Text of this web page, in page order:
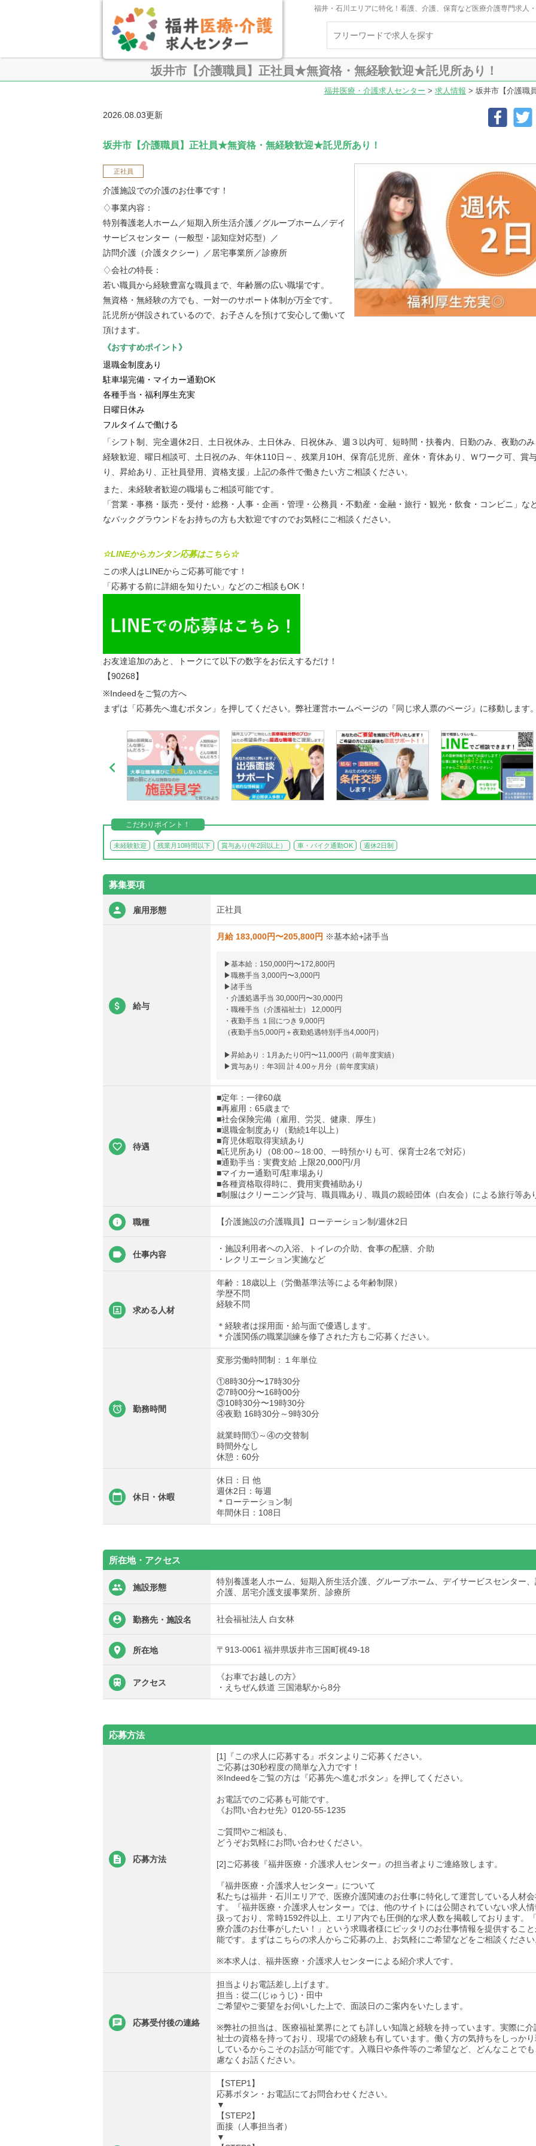
福井・石川エリアに特化！看護、介護、保育など医療介護専門求人
坂井市【介護職員】正社員★無資格・無経験歓迎★託児所あり！
福井医療・介護求人センター > 求人情報 > 坂井市【介護職
2026.08.03更新
坂井市【介護職員】正社員★無資格・無経験歓迎★託児所あり！
正社員
介護施設での介護のお仕事です！
♢事業内容：
特別養護老人ホーム／短期入所生活介護／グループホーム／デイ
サービスセンター（一般型・認知症対応型）／
訪問介護（介護タクシー）／居宅事業所／診療所
♢会社の特長：
若い職員から経験豊富な職員まで、年齢層の広い職場です。
無資格・無経験の方でも、一対一のサポート体制が万全です。
託児所が併設されているので、お子さんを預けて安心して働いて
頂けます。
《おすすめポイント》
退職金制度あり
駐車場完備・マイカー通勤OK
各種手当・福利厚生充実
日曜日休み
フルタイムで働ける
「シフト制、完全週休2日、土日祝休み、土日休み、日祝休み、週３以内可、短時間・扶養内、日勤のみ、夜勤の
経験歓迎、曜日相談可、土日祝のみ、年休110日～、残業月10H、保育/託児所、産休・育休あり、Ｗワーク可、賞
り、昇給あり、正社員登用、資格支援」上記の条件で働きたい方ご相談ください。
また、未経験者歓迎の職場もご相談可能です。
「営業・事務・販売・受付・総務・人事・企画・管理・公務員・不動産・金融・旅行・観光・飲食・コンビニ」な
なバックグラウンドをお持ちの方も大歓迎ですのでお気軽にご相談ください。
☆LINEからカンタン応募はこちら☆
この求人はLINEからご応募可能です！
「応募する前に詳細を知りたい」などのご相談もOK！
お友達追加のあと、トークにて以下の数字をお伝えするだけ！
【90268】
※Indeedをご覧の方へ
まずは「応募先へ進むボタン」を押してください。弊社運営ホームページの『同じ求人票のページ』に移動します

こだわりポイント！
未経験歓迎 残業月10時間以下 賞与あり(年2回以上） 車・バイク通勤OK 週休2日制
募集要項
雇用形態 正社員
給与
月給 183,000円〜205,800円 ※基本給+諸手当
▶基本給：150,000円〜172,800円
▶職務手当 3,000円〜3,000円
▶諸手当
・介護処遇手当 30,000円〜30,000円
・職種手当（介護福祉士） 12,000円
・夜勤手当 １回につき 9,000円
（夜勤手当5,000円＋夜勤処遇特別手当4,000円）
▶昇給あり：1月あたり0円〜11,000円（前年度実績）
▶賞与あり：年3回 計 4.00ヶ月分（前年度実績）
待遇
■定年：一律60歳
■再雇用：65歳まで
■社会保険完備（雇用、労災、健康、厚生）
■退職金制度あり（勤続1年以上）
■育児休暇取得実績あり
■託児所あり（08:00～18:00、一時預かりも可、保育士2名で対応）
■通勤手当：実費支給 上限20,000円/月
■マイカー通勤可/駐車場あり
■各種資格取得時に、費用実費補助あり
■制服はクリーニング貸与、職員職あり、職員の親睦団体（白友会）による旅行等あ
職種 【介護施設の介護職員】ローテーション制/週休2日
仕事内容
・施設利用者への入浴、トイレの介助、食事の配膳、介助
・レクリエーション実施など
求める人材
年齢：18歳以上（労働基準法等による年齢制限）
学歴不問
経験不問
＊経験者は採用面・給与面で優遇します。
＊介護関係の職業訓練を修了された方もご応募ください。
勤務時間
変形労働時間制：１年単位
①8時30分〜17時30分
②7時00分〜16時00分
③10時30分〜19時30分
④夜勤 16時30分～9時30分
就業時間①～④の交替制
時間外なし
休憩：60分
休日・休暇
休日：日 他
週休2日：毎週
＊ローテーション制
年間休日：108日
所在地・アクセス
施設形態
特別養護老人ホーム、短期入所生活介護、グループホーム、デイサービスセンター
介護、居宅介護支援事業所、診療所
勤務先・施設名 社会福祉法人 白女林
所在地 〒913-0061 福井県坂井市三国町梶49-18
アクセス
《お車でお越しの方》
・えちぜん鉄道 三国港駅から8分
応募方法
応募方法
[1]『この求人に応募する』ボタンよりご応募ください。
ご応募は30秒程度の簡単な入力です！
※Indeedをご覧の方は『応募先へ進むボタン』を押してください。
お電話でのご応募も可能です。
《お問い合わせ先》0120-55-1235
ご質問やご相談も、
どうぞお気軽にお問い合わせください。
[2]ご応募後『福井医療・介護求人センター』の担当者よりご連絡致します。
『福井医療・介護求人センター』について
私たちは福井・石川エリアで、医療介護関連のお仕事に特化して運営している人材
す。『福井医療・介護求人センター』では、他のサイトには公開されていない求人
扱っており、常時1592件以上、エリア内でも圧倒的な求人数を掲載しております。
療介護のお仕事がしたい！」という求職者様にピッタリのお仕事情報を提供するこ
能です。まずはこちらの求人からご応募の上、お気軽にご希望などをご相談くださ
※本求人は、福井医療・介護求人センターによる紹介求人です。
応募受付後の連絡
担当よりお電話差し上げます。
担当：從二(じゅうじ)・田中
ご希望やご要望をお伺いした上で、面談日のご案内をいたします。
※弊社の担当は、医療福祉業界にとても詳しい知識と経験を持っています。実際に介
祉士の資格を持っており、現場での経験も有しています。働く方の気持ちをしっか
しているからこそのお話が可能です。入職日や条件等のご希望など、どんなことで
慮なくお話ください。
【STEP1】
応募ボタン・お電話にてお問合わせください。
▼
【STEP2】
面接（人事担当者）
▼